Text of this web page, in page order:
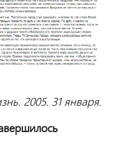
2005. 31 января.